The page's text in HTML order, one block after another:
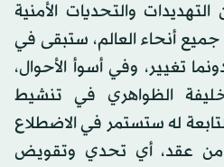
التهديدات والتحديات الأمنية
أنحاء العالم، ستبقى في
تغيير، وفي أسوأ الأحوال،
الظواهري في تنشيط
له ستستمر في الاضطلاع
من عقد، أي تحدي وتقويض